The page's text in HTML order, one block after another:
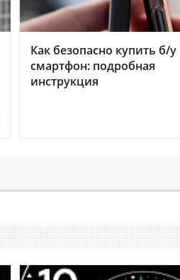
Как безопасно купить б/у
смартфон: подробная
инструкция